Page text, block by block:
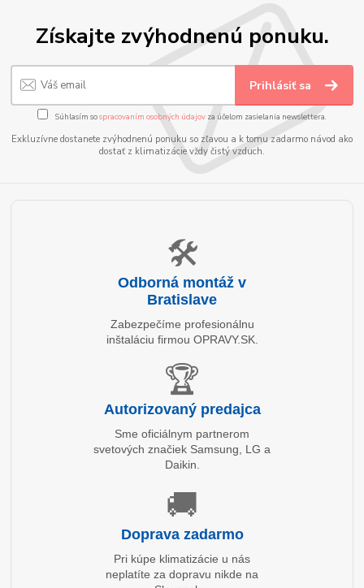
Získajte zvýhodnenú ponuku.
Prihlásiť sa
Súhlasím sospracovaním osobných údajov za účelom zasielania newslettera.
Exkluzívne dostanete zvýhodnenú ponuku so zľavou a k tomu zadarmo návod ako
dostať z klimatizácie vždy čistý vzduch.
🛠️
Odborná montáž v
Bratislave
Zabezpečíme profesionálnu
inštaláciu firmou OPRAVY.SK.
🏆
Autorizovaný predajca
Sme oficiálnym partnerom
svetových značiek Samsung, LG a
Daikin.
🚚
Doprava zadarmo
Pri kúpe klimatizácie u nás
neplatíte za dopravu nikde na